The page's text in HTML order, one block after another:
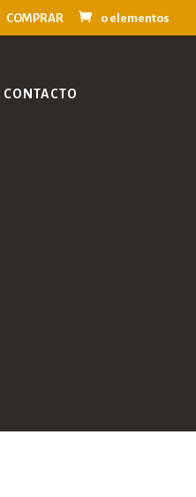
COMPRAR 0 elementos
CONTACTO